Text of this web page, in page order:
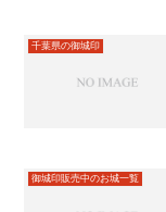
千葉県の御城印
御城印販売中のお城一覧